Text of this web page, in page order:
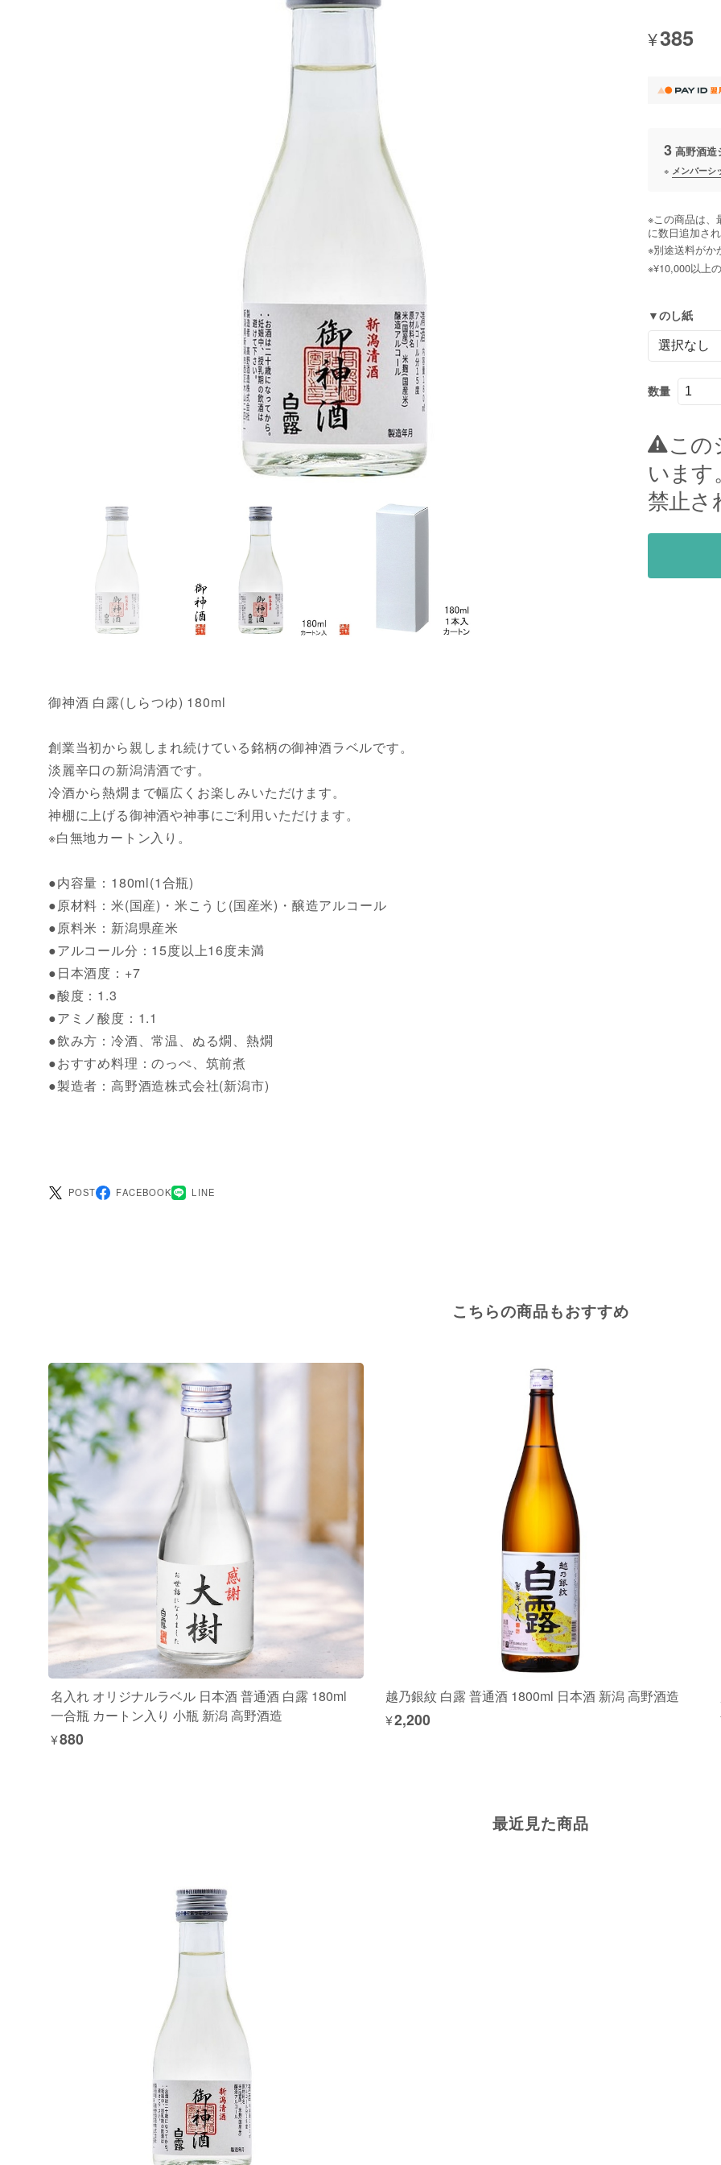
¥385
3 高野酒造
※ メンバーシ
※この商品は、
に数日追加さ
※別途送料がか
※¥10,000以上
▼のし紙
数量
この
います
禁止さ
御神酒 白露(しらつゆ) 180ml
創業当初から親しまれ続けている銘柄の御神酒ラベルです。
淡麗辛口の新潟清酒です。
冷酒から熱燗まで幅広くお楽しみいただけます。
神棚に上げる御神酒や神事にご利用いただけます。
※白無地カートン入り。
●内容量：180ml(1合瓶)
●原材料：米(国産)・米こうじ(国産米)・醸造アルコール
●原料米：新潟県産米
●アルコール分：15度以上16度未満
●日本酒度：+7
●酸度：1.3
●アミノ酸度：1.1
●飲み方：冷酒、常温、ぬる燗、熱燗
●おすすめ料理：のっぺ、筑前煮
●製造者：高野酒造株式会社(新潟市)
POST FACEBOOK LINE
こちらの商品もおすすめ
名入れ オリジナルラベル 日本酒 普通酒 白露 180ml
一合瓶 カートン入り 小瓶 新潟 高野酒造
¥880
越乃銀紋 白露 普通酒 1800ml 日本酒 新潟 高野酒造
¥2,200
最近見た商品